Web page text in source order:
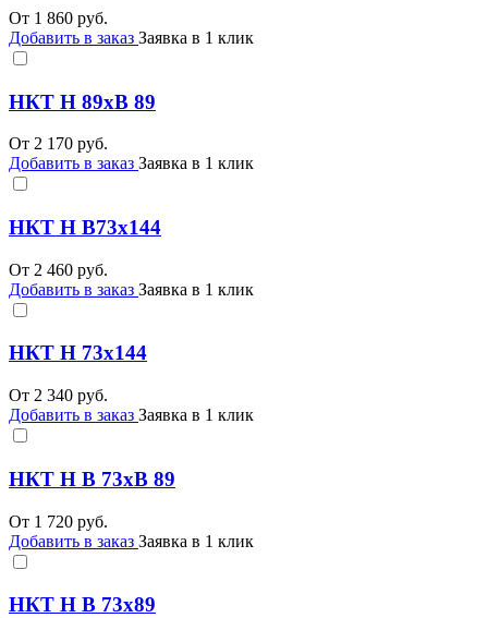
От 1 860 руб.
Добавить в заказ Заявка в 1 клик
НКТ Н 89хВ 89
От 2 170 руб.
Добавить в заказ Заявка в 1 клик
НКТ Н В73х144
От 2 460 руб.
Добавить в заказ Заявка в 1 клик
НКТ Н 73х144
От 2 340 руб.
Добавить в заказ Заявка в 1 клик
НКТ Н В 73хВ 89
От 1 720 руб.
Добавить в заказ Заявка в 1 клик
НКТ Н В 73х89